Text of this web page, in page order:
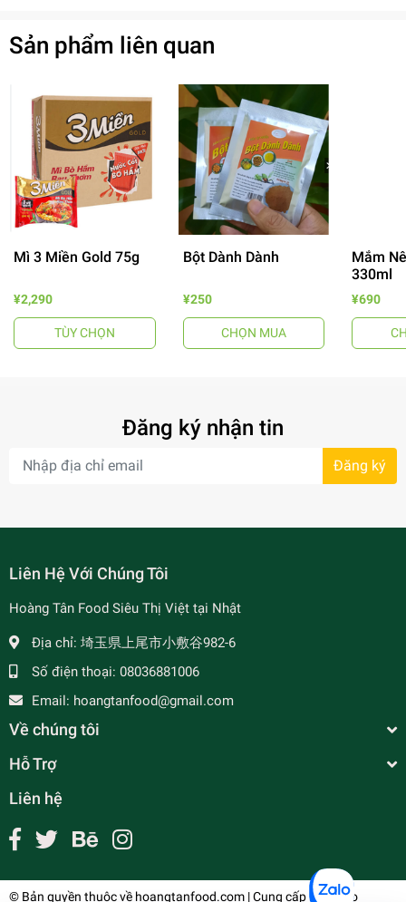
Sản phẩm liên quan
Mì 3 Miền Gold 75g
¥2,290
TÙY CHỌN
Bột Dành Dành
¥250
CHỌN MUA
Mắm
330ml
¥690
Đăng ký nhận tin
Đăng ký
Liên Hệ Với Chúng Tôi
Hoàng Tân Food Siêu Thị Việt tại Nhật
Địa chỉ: 埼玉県上尾市小敷谷982-6
Số điện thoại: 08036881006
Email: hoangtanfood@gmail.com
Về chúng tôi
Hỗ Trợ
Liên hệ
© Bản quyền thuộc về hoangtanfood.com | Cung cấp bởiSapo
undefined